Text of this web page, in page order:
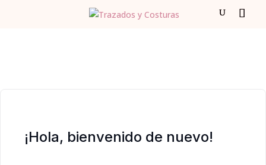
¡Hola, bienvenido de nuevo!